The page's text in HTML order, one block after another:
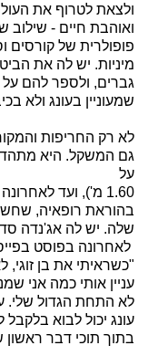
ולצאת לטרוף את
ואוהבת חיים -
פופולרית של קורסים
גברים, ולספר להם
שמעוניין בעונג ולא
לא רק החריפות
על
1.60 מ'), ועד
בהוראת רופאיה,
שלה. יש לה אג'נדה
לאחרונה בפוסט
"כשראיתי את בן זוגי,
עניין אותי כמה אני
לא התחת הגדול שלי.
עונג יכול לבוא
בתוך תוכי דבר ראשון